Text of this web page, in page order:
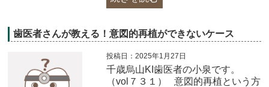
歯医者さんが教える！意図的再植ができないケース
投稿日：2025年1月27日
千歳烏山KI歯医者の小泉です。
（vol７３１） 意図的再植という方